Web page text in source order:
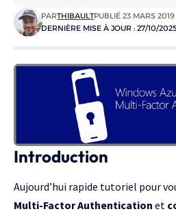
DERNIÈRE MISE À JOUR : 27/10/
PARTHIBAULTPUBLIÉ 23 MARS 2019
Introduction
Aujourd’hui rapide tutoriel pour
Multi-Factor Authentication et